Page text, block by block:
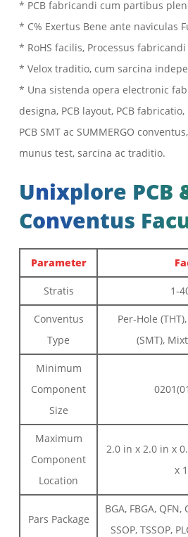
* PCB fabricandi cum partibus
* C% Exertus Bene ante naviculas
* RoHS facilis, Processus
* Velox traditio, cum sarcina
* Una sistenda opera electronic
designa, PCB layout, PCB
PCB SMT ac SUMMERGO
munus test, sarcina ac traditio.
Unixplore PCB
Conventus
Parameter
Stratis 1-
Conventus
Type
Per-Hole
(SMT),
Minimum
Component
Size
Maximum
Component
Location
2.0 in x 2.0 in x
x
Pars Package
BGA, FBGA, QFN,
SSOP, TSSOP,